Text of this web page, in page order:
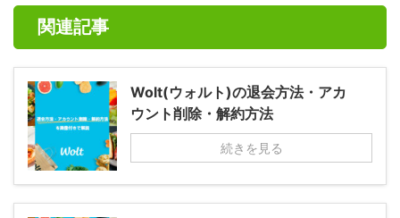
関連記事
Wolt(ウォルト)の退会方法・アカ
ウント削除・解約方法
続きを見る